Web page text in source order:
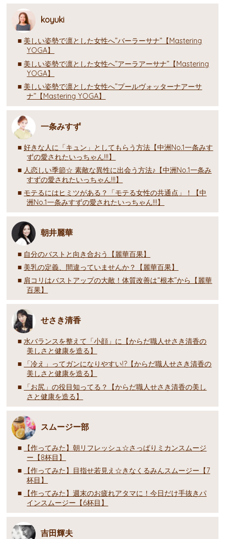
koyuki
美しい姿勢で凛とした女性へ”バーラーサナ”【Mastering
YOGA】
美しい姿勢で凛とした女性へ”アーラアーサナ”【Mastering
YOGA】
美しい姿勢で凛とした女性へ”プールヴォッターナアーサ
ナ”【Mastering YOGA】
一条みすず
好きな人に「キュン」としてもらう方法【中洲No.1一条みす
ずの愛されたいっちゃん!!!】
人恋しい季節☆ 素敵な異性に出会う方法♪【中洲No.1一条み
すずの愛されたいっちゃん!!!】
モテるにはヒミツがある？「モテる女性の共通点」！【中
洲No.1一条みすずの愛されたいっちゃん!!!】
朝井麗華
自分のバストと向き合おう【麗華百果】
美乳の定義、間違っていませんか？【麗華百果】
肩コリはバストアップの大敵！体質改善は“根本”から【麗華
百果】
せさき清香
水バランスを整えて「小顔」に【からだ職人せさき清香の
美しさと健康を造る】
「冷え」ってガンになりやすい!?【からだ職人せさき清香の
美しさと健康を造る】
「お尻」の役目知ってる？【からだ職人せさき清香の美し
さと健康を造る】
スムージー部
【作ってみた】朝リフレッシュ☆さっぱりミカンスムージ
ー【8杯目】
【作ってみた】目指せ若見え☆きなくるみんスムージー【7
杯目】
【作ってみた】週末のお疲れアタマに！今日だけ手抜きパ
インスムージー【6杯目】
吉田輝夫